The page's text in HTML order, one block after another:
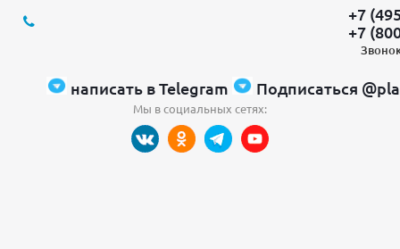
+7
+7
написать в Telegram Подписаться
Мы в социальных сетях: